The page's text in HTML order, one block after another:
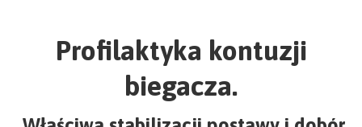
Profilaktyka kontuzji
biegacza.